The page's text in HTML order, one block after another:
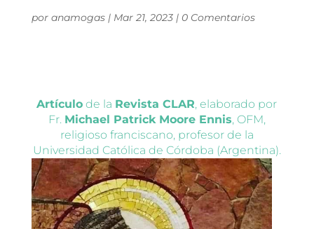
por anamogas| Mar 21, 2023| 0 Comentarios
Artículo de la Revista CLAR, elaborado por
Fr. Michael Patrick Moore Ennis, OFM,
religioso franciscano, profesor de la
Universidad Católica de Córdoba (Argentina).